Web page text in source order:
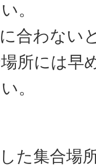
。
合わない
所には早
。
た集合場